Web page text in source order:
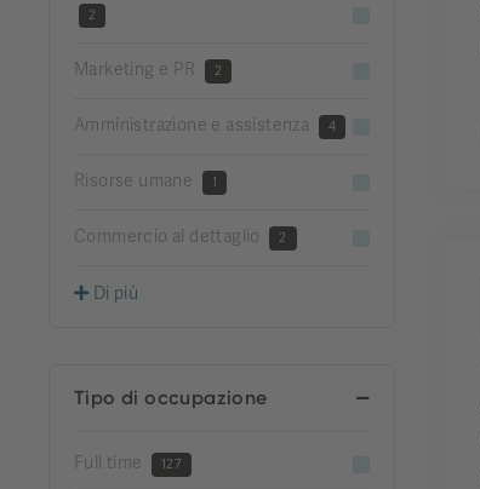
2
Marketing e PR 2
Amministrazione e assistenza 4
Risorse umane 1
Commercio al dettaglio 2
Di più
Tipo di occupazione
Full time 127